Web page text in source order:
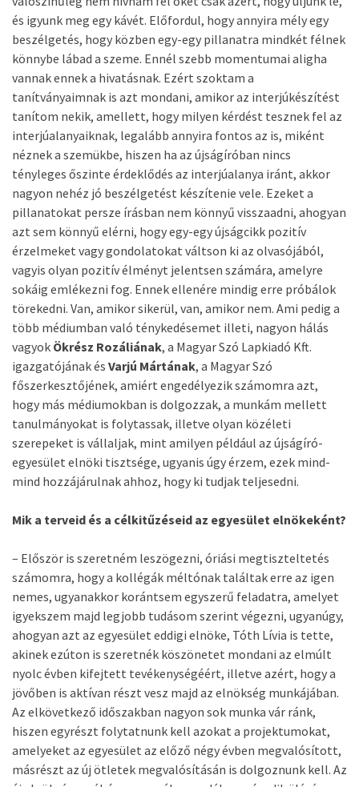
és igyunk meg egy kávét. Előfordul, hogy annyira mély egy
beszélgetés, hogy közben egy-egy pillanatra mindkét félnek
könnybe lábad a szeme. Ennél szebb momentumai aligha
vannak ennek a hivatásnak. Ezért szoktam a
tanítványaimnak is azt mondani, amikor az interjúkészítést
tanítom nekik, amellett, hogy milyen kérdést tesznek fel az
interjúalanyaiknak, legalább annyira fontos az is, miként
néznek a szemükbe, hiszen ha az újságíróban nincs
tényleges őszinte érdeklődés az interjúalanya iránt, akkor
nagyon nehéz jó beszélgetést készítenie vele. Ezeket a
pillanatokat persze írásban nem könnyű visszaadni, ahogyan
azt sem könnyű elérni, hogy egy-egy újságcikk pozitív
érzelmeket vagy gondolatokat váltson ki az olvasójából,
vagyis olyan pozitív élményt jelentsen számára, amelyre
sokáig emlékezni fog. Ennek ellenére mindig erre próbálok
törekedni. Van, amikor sikerül, van, amikor nem. Ami pedig a
több médiumban való ténykedésemet illeti, nagyon hálás
vagyok Ökrész Rozáliának, a Magyar Szó Lapkiadó Kft.
igazgatójának és Varjú Mártának, a Magyar Szó
főszerkesztőjének, amiért engedélyezik számomra azt,
hogy más médiumokban is dolgozzak, a munkám mellett
tanulmányokat is folytassak, illetve olyan közéleti
szerepeket is vállaljak, mint amilyen például az újságíró-
egyesület elnöki tisztsége, ugyanis úgy érzem, ezek mind-
mind hozzájárulnak ahhoz, hogy ki tudjak teljesedni.
Mik a terveid és a célkitűzéseid az egyesület elnökeként?
– Először is szeretném leszögezni, óriási megtiszteltetés
számomra, hogy a kollégák méltónak találtak erre az igen
nemes, ugyanakkor korántsem egyszerű feladatra, amelyet
igyekszem majd legjobb tudásom szerint végezni, ugyanúgy,
ahogyan azt az egyesület eddigi elnöke, Tóth Lívia is tette,
akinek ezúton is szeretnék köszönetet mondani az elmúlt
nyolc évben kifejtett tevékenységéért, illetve azért, hogy a
jövőben is aktívan részt vesz majd az elnökség munkájában.
Az elkövetkező időszakban nagyon sok munka vár ránk,
hiszen egyrészt folytatnunk kell azokat a projektumokat,
amelyeket az egyesület az előző négy évben megvalósított,
másrészt az új ötletek megvalósításán is dolgoznunk kell. Az